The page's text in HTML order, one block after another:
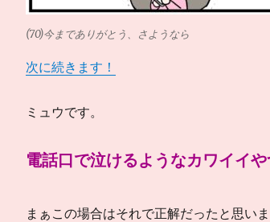
(70)今までありがとう、さようなら
次に続きます！
ミュウです。
電話口で泣けるようなカワイイ
まぁこの場合はそれで正解だったと思い